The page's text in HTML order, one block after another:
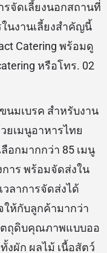
จัดเลี้ยงนอกสถานที่
นงานเลี้ยงสำคัญนี้
Catering พร้อมดู
หรือโทร. 02
นมเบรค สำหรับงาน
ยเมนูอาหารไทย
อกมากกว่า 85 เมนู
าร พร้อมจัดส่งใน
ลาการจัดส่งได้
ห้กับลูกค้ามากว่า
ถุดิบคุณภาพแบบออ
งผัก ผลไม้ เนื้อสัตว์